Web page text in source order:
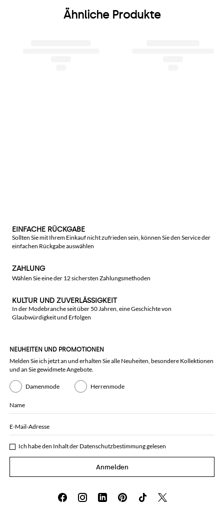
Ähnliche Produkte
EINFACHE RÜCKGABE
Sollten Sie mit Ihrem Einkauf nicht zufrieden sein, können Sie den Service der
einfachen Rückgabe auswählen
ZAHLUNG
Wählen Sie eine der 12 sichersten Zahlungsmethoden
KULTUR UND ZUVERLÄSSIGKEIT
In der Modebranche seit über 50 Jahren, eine Geschichte von
Glaubwürdigkeit und Erfolgen
NEUHEITEN UND PROMOTIONEN
Melden Sie ich jetzt an und erhalten Sie alle Neuheiten, besondere Kollektionen
und an Sie gewidmete Angebote.
Damenmode Herrenmode
Name
E-Mail-Adresse
Ich habe den Inhalt der Datenschutzbestimmunggelesen
Anmelden